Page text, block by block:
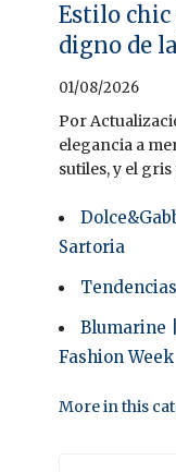
Estilo
digno de
01/08/2026
Por
elegancia a
sutiles, y el gris
Sartoria
Blumarine
Fashion Week
More in this